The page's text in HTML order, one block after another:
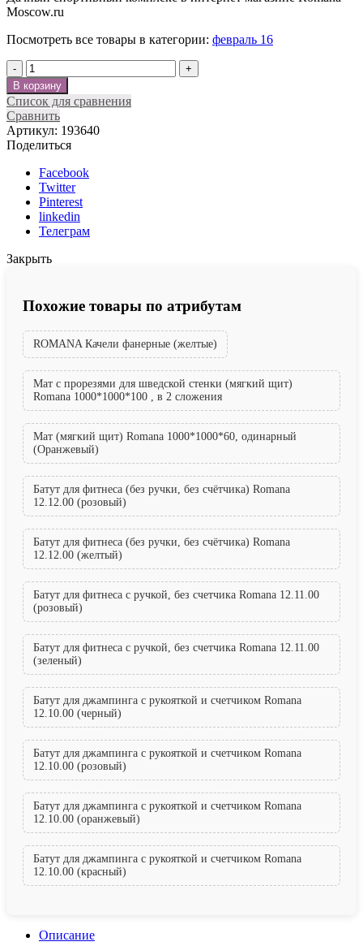
Moscow.ru
Посмотреть все товары в категории: февраль 16
Количество
В корзину
Список для сравнения
Сравнить
Артикул: 193640
Поделиться
Facebook
Twitter
Pinterest
linkedin
Телеграм
Закрыть
Похожие товары по атрибутам
ROMANA Качели фанерные (желтые)
Мат с прорезями для шведской стенки (мягкий щит)
Romana 1000*1000*100 , в 2 сложения
Мат (мягкий щит) Romana 1000*1000*60, одинарный
(Оранжевый)
Батут для фитнеса (без ручки, без счётчика) Romana
12.12.00 (розовый)
Батут для фитнеса (без ручки, без счётчика) Romana
12.12.00 (желтый)
Батут для фитнеса с ручкой, без счетчика Romana 12.11.00
(розовый)
Батут для фитнеса с ручкой, без счетчика Romana 12.11.00
(зеленый)
Батут для джампинга с рукояткой и счетчиком Romana
12.10.00 (черный)
Батут для джампинга с рукояткой и счетчиком Romana
12.10.00 (розовый)
Батут для джампинга с рукояткой и счетчиком Romana
12.10.00 (оранжевый)
Батут для джампинга с рукояткой и счетчиком Romana
12.10.00 (красный)
Описание